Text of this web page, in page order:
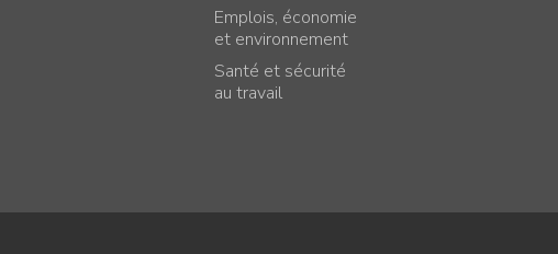
Emplois, économie
et environnement
Santé et sécurité
au travail